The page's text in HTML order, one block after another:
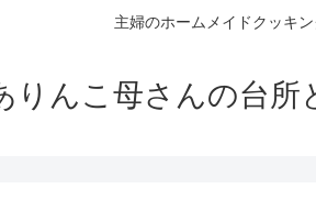
主婦のホームメイドクッキ
りんこ母さんの台所